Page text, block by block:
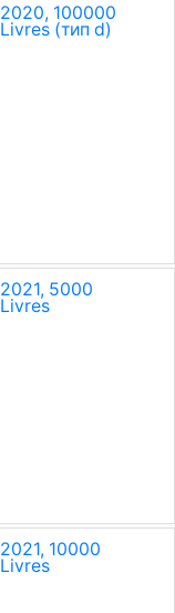
2020, 100000
Livres (тип d)
2021, 5000
Livres
2021, 10000
Livres